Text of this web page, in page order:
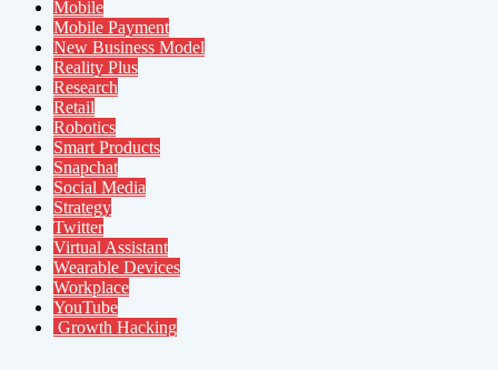
Mobile
Mobile Payment
New Business Model
Reality Plus
Research
Retail
Robotics
Smart Products
Snapchat
Social Media
Strategy
Twitter
Virtual Assistant
Wearable Devices
Workplace
YouTube
Growth Hacking